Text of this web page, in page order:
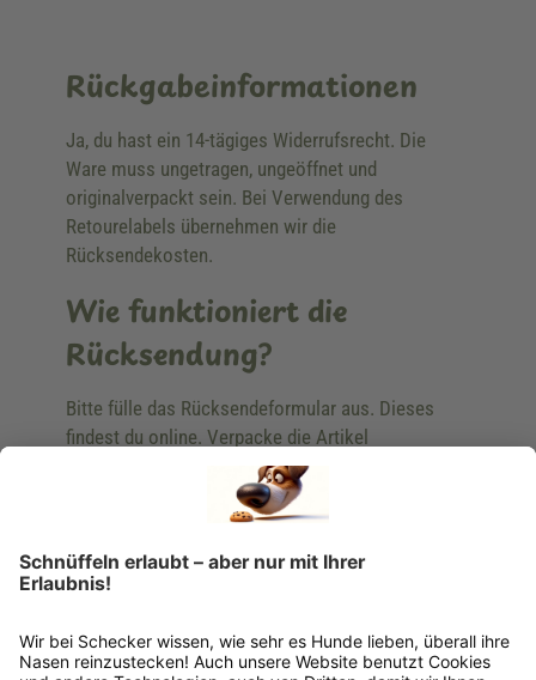
Rückgabeinformationen
Ja, du hast ein 14-tägiges Widerrufsrecht. Die
Ware muss ungetragen, ungeöffnet und
originalverpackt sein. Bei Verwendung des
Retourelabels übernehmen wir die
Rücksendekosten.
Wie funktioniert die
Rücksendung?
Bitte fülle das Rücksendeformular aus. Dieses
findest du online. Verpacke die Artikel
anschließend sicher und klebe das
Rücksendeetikett auf das Paket. Dieses kannst du
dir in deinem Kundenkonto anfordern. Hast du als
Gast bestellt, schreibe uns eine Email an
verkauf@schecker.de oder rufe zu unseren
Rücksendeetikett zukommen.